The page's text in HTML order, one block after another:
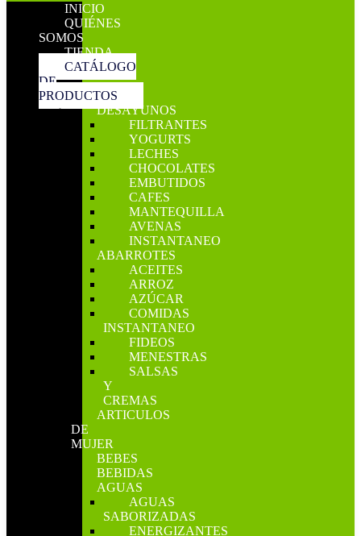
INICIO
QUIÉNES
SOMOS
TIENDA
CATÁLOGO
DE
PRODUCTOS
DESAYUNOS
FILTRANTES
YOGURTS
LECHES
CHOCOLATES
EMBUTIDOS
CAFES
MANTEQUILLA
AVENAS
INSTANTANEO
ABARROTES
ACEITES
ARROZ
AZÚCAR
COMIDAS
INSTANTANEO
FIDEOS
MENESTRAS
SALSAS
Y
CREMAS
ARTICULOS
DE
MUJER
BEBES
BEBIDAS
AGUAS
AGUAS
SABORIZADAS
ENERGIZANTES